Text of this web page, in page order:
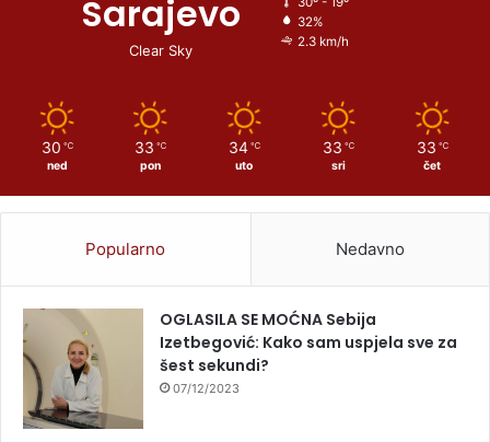
Sarajevo
Clear Sky
32%
2.3 km/h
30 ℃
ned
33 ℃
pon
34 ℃
uto
33 ℃
sri
33 ℃
čet
Popularno Nedavno
OGLASILA SE MOĆNA Sebija
Izetbegović: Kako sam uspjela sve za
šest sekundi?
07/12/2023